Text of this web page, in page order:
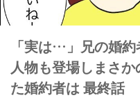
「実は…」兄の婚
人物も登場しまさ
た婚約者は 最終話